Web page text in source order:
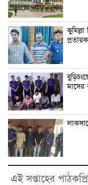
মাসের
এই সপ্তাহের